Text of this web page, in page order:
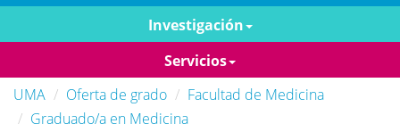
Investigación
Servicios
UMA
Oferta de grado
Facultad de Medicina
Graduado/a en Medicina